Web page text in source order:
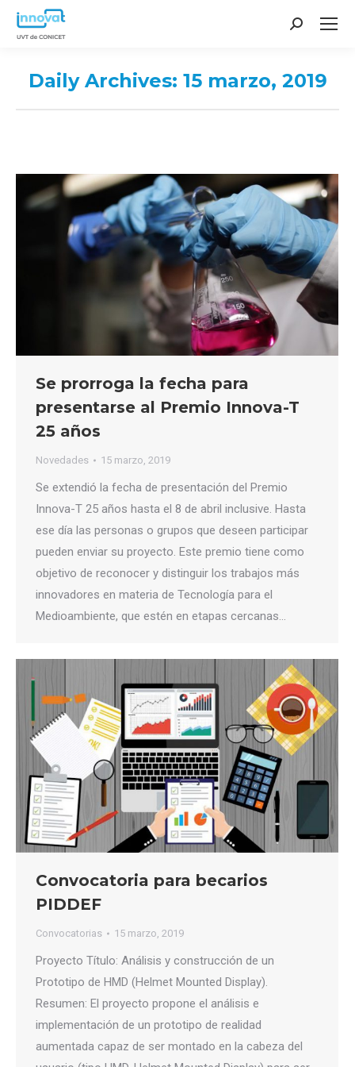
Search:
Daily Archives: 15 marzo, 2019
Se prorroga la fecha para
presentarse al Premio Innova-T
25 años
Novedades 15 marzo, 2019
Se extendió la fecha de presentación del Premio
Innova-T 25 años hasta el 8 de abril inclusive. Hasta
ese día las personas o grupos que deseen participar
pueden enviar su proyecto. Este premio tiene como
objetivo de reconocer y distinguir los trabajos más
innovadores en materia de Tecnología para el
Medioambiente, que estén en etapas cercanas…
Convocatoria para becarios
PIDDEF
Convocatorias 15 marzo, 2019
Proyecto Título: Análisis y construcción de un
Prototipo de HMD (Helmet Mounted Display).
Resumen: El proyecto propone el análisis e
implementación de un prototipo de realidad
aumentada capaz de ser montado en la cabeza del